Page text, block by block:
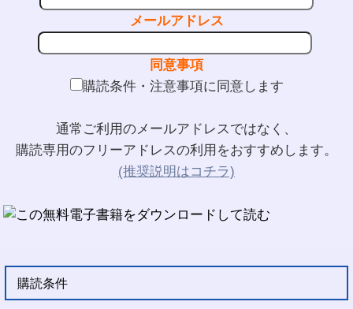
メールアドレス
同意事項
購読条件・注意事項に同意します
通常ご利用のメールアドレスではなく、
購読専用のフリーアドレスの利用をおすすめします。
(推奨説明はコチラ)
購読条件